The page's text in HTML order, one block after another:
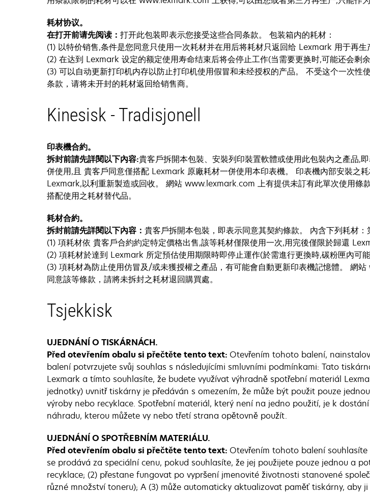
耗材协议。
在打开前请先阅读： 打开此包装即表示您接受这些合同条款。 包装箱内的耗材：
(1) 以特价销售,条件是您同意只使用一次耗材并在用后将耗材只返回给 Lexmark 用于再生
(2) 在达到 Lexmark 设定的额定使用寿命结束后将会停止工作(当需要更换时,可能还会剩
(3) 可以自动更新打印机内存以防止打印机使用假冒和未经授权的产品。 不受这个一次
条款，请将未开封的耗材返回给销售商。
Kinesisk - Tradisjonell
印表機合約。
拆封前請先詳閱以下內容:貴客戶拆開本包裝、安裝列印裝置軟體或使用此包裝內之產品,
併使用,且 貴客戶同意僅搭配 Lexmark 原廠耗材一併使用本印表機。 印表機內部安裝之
Lexmark,以利重新製造或回收。 網站 www.lexmark.com 上有提供未訂有此單次使用條
搭配使用之耗材替代品。
耗材合約。
拆封前請先詳閱以下內容： 貴客戶拆開本包裝，即表示同意其契約條款。 內含下列耗材：
(1) 項耗材依 貴客戶合約約定特定價格出售,該等耗材僅限使用一次,用完後僅限於歸還
(2) 項耗材於達到 Lexmark 所定預估使用期限時即停止運作(於需進行更換時,碳粉匣內可
(3) 項耗材為防止使用仿冒及/或未獲授權之產品，有可能會自動更新印表機記憶體。 網
同意該等條款，請將未拆封之耗材退回購買處。
Tsjekkisk
UJEDNÁNÍ O TISKÁRNÁCH.
Před otevřením obalu si přečtěte tento text: Otevřením tohoto balení,
balení potvrzujete svůj souhlas s následujícími smluvními podmínkami: Tato
Lexmark a tímto souhlasíte, že budete využívat výhradně spotřební materiál
jednotky) uvnitř tiskárny je předáván s omezením, že může být použit pouze
výroby nebo recyklace. Spotřební materiál, který není na jedno použití, je k
náhradu, kterou můžete vy nebo třetí strana opětovně použít.
UJEDNÁNÍ O SPOTŘEBNÍM MATERIÁLU.
Před otevřením obalu si přečtěte tento text: Otevřením tohoto balení
se prodává za speciální cenu, pokud souhlasíte, že jej použijete pouze jednou a
recyklace; (2) přestane fungovat po vypršení jmenovité životnosti stanovené
různé množství toneru); A (3) může automaticky aktualizovat paměť tiskárny,